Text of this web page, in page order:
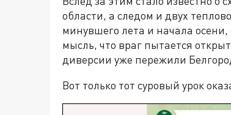
области, а следом и двух
минувшего лета и начала
мысль, что враг пытается
диверсии уже пережили
Вот только тот суровый урок